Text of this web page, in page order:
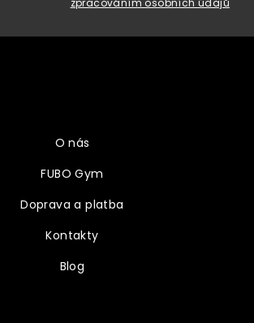
zpracováním osobních údajů
O nás
FUBO Gym
Doprava a platba
Kontakty
Blog